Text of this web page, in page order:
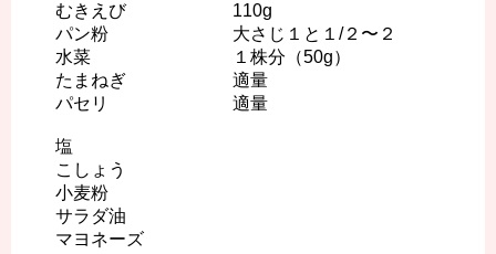
むきえび 110g
パン粉 大さじ１と１/２〜２
水菜 １株分（50g）
たまねぎ 適量
パセリ 適量
塩
こしょう
小麦粉
サラダ油
マヨネーズ